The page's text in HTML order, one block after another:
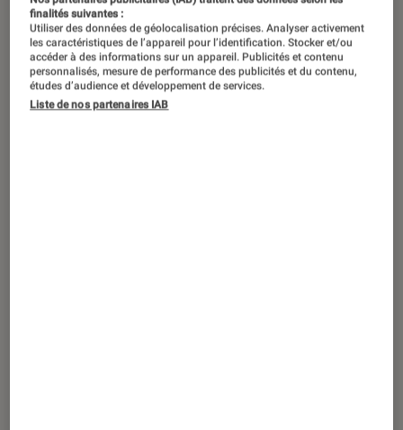
Bandcamp prend position contre la
musique générée par IA
ACTU
Société numérique • 14 jan. 2026
finalités suivantes :
Utiliser des données de géolocalisation précises. Analyser activement
les caractéristiques de l’appareil pour l’identification. Stocker et/ou
accéder à des informations sur un appareil. Publicités et contenu
personnalisés, mesure de performance des publicités et du contenu,
études d’audience et développement de services.
Liste de nos partenaires IAB